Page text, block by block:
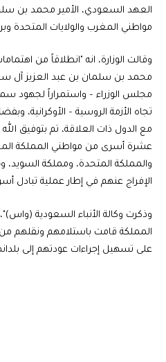
مواطني المغرب والولايات المتحدة
وقالت الوزارة، انه "انطلاقاً من
محمد بن سلمان بن عبد العزيز آل
مجلس الوزراء – واستمراراً لجهود
تجاه الأزمة الروسية – الأوكرانية،
مع الدول ذات العلاقة، تم بتوفيق
عشرة أسرى من مواطني المملكة
والمملكة المتحدة، ومملكة السويد،
الإفراج عنهم في إطار عملية تبادل
وذكرت وكالة الأنباء السعودية
المملكة قامت باستلامهم ونقلهم
على تسهيل إجراءات عودتهم إلى